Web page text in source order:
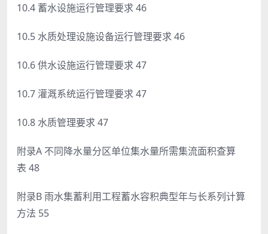
10.4 蓄水设施运行管理要求 46
10.5 水质处理设施设备运行管理要求 46
10.6 供水设施运行管理要求 47
10.7 灌溉系统运行管理要求 47
10.8 水质管理要求 47
附录A 不同降水量分区单位集水量所需集流面积查算
表 48
附录B 雨水集蓄利用工程蓄水容积典型年与长系列计算
方法 55